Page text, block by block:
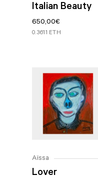
Italian Beauty
650,00€
0.3611 ETH
Aïssa
Lover